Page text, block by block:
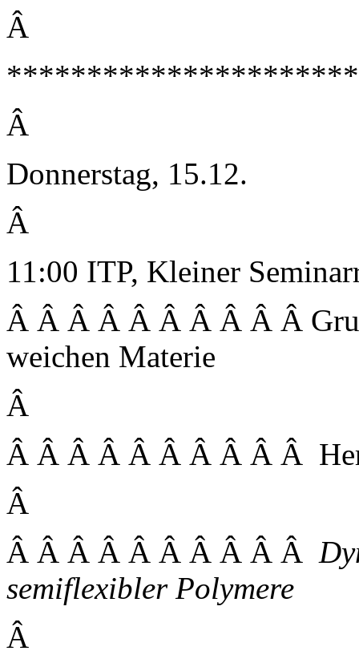
Â
Â
Donnerstag, 15.12.
Â
11:00 ITP, Kleiner
Â Â Â Â Â Â Â Â Â Â
weichen Materie
Â
Â Â Â Â Â Â Â Â Â Â
Â
Â Â Â Â Â Â Â Â Â Â
semiflexibler Polymere
Â